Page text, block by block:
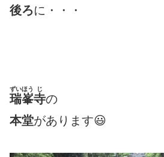
後ろに・・・
瑞峯
ずいほう
寺
じ
の
本堂があります😃